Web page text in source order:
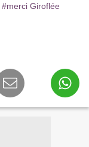
#merci Giroflée